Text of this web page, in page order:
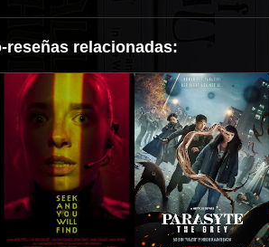
reseñas relacionadas:
(PDF)